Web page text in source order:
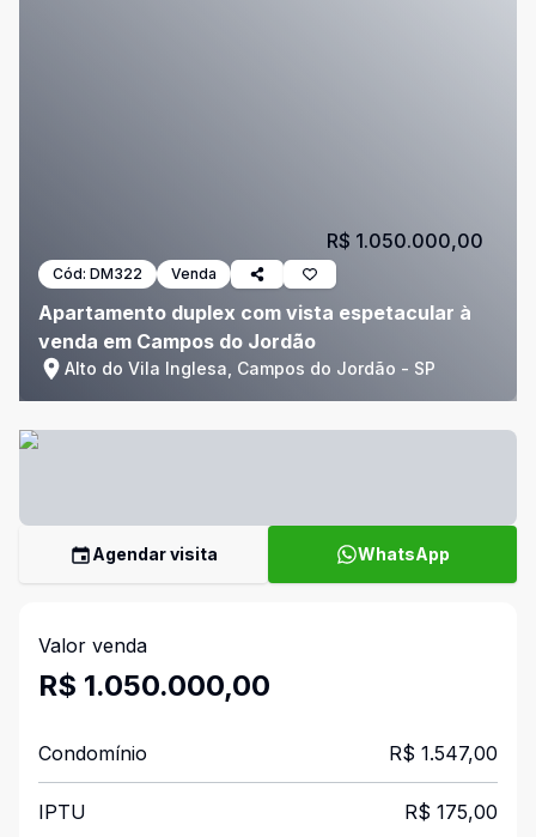
Cód: DM322 Venda
Apartamento duplex com vista espetacular à
venda em Campos do Jordão
Alto do Vila Inglesa, Campos do Jordão - SP
R$ 1.050.000,00
Agendar visita WhatsApp
Valor venda
R$ 1.050.000,00
Condomínio R$ 1.547,00
IPTU R$ 175,00